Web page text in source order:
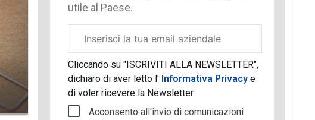
utile al Paese.
aziendale
Cliccando su "ISCRIVITI ALLA NEWSLETTER",
dichiaro di aver letto l'Informativa Privacy e
di voler ricevere la Newsletter.
Acconsento all'invio di comunicazioni